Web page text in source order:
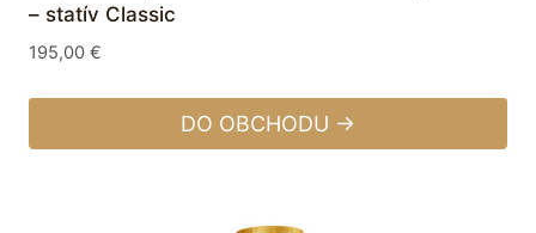
– statív Classic
195,00 €
DO OBCHODU →